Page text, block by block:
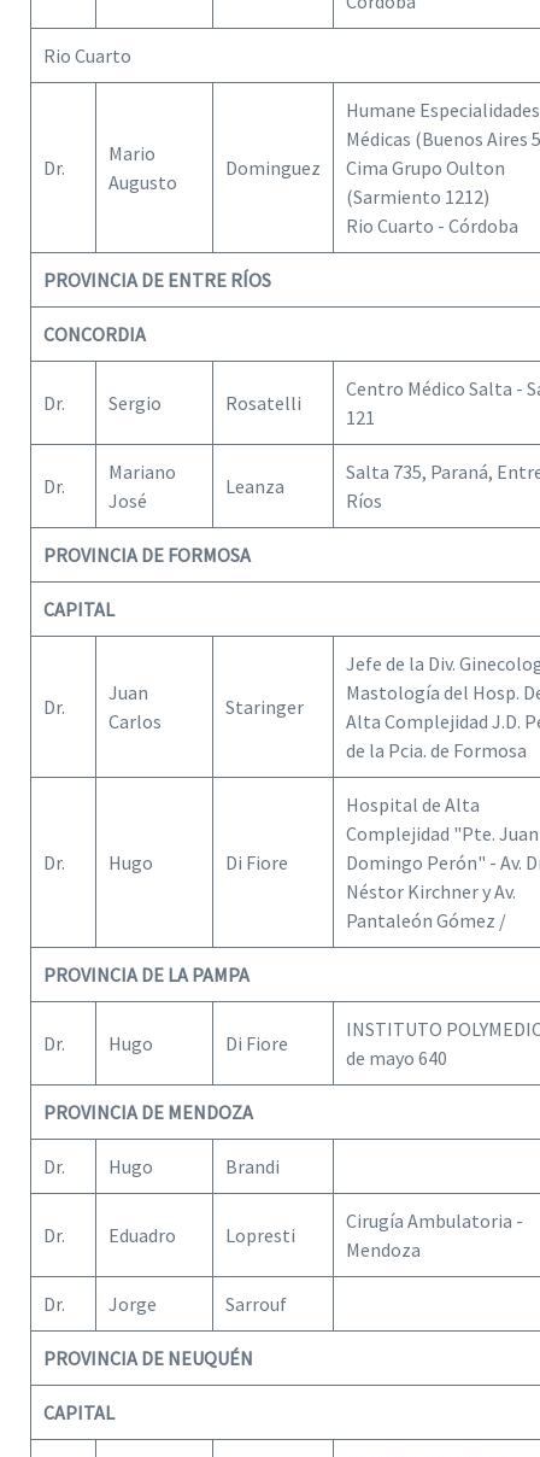
Rio Cuarto
Dr.
Mario
Augusto
Dominguez
Humane Especialidades
Médicas (Buenos Aires
Cima Grupo Oulton
(Sarmiento 1212)
Rio Cuarto - Córdoba
PROVINCIA DE ENTRE RÍOS
CONCORDIA
Dr. Sergio Rosatelli
Centro Médico Salta -
121
Dr.
Mariano
José
Leanza
Salta 735, Paraná,
Ríos
PROVINCIA DE FORMOSA
CAPITAL
Dr.
Juan
Carlos
Staringer
Jefe de la Div.
Mastología del Hosp.
Alta Complejidad J.D.
de la Pcia. de Formosa
Dr. Hugo Di Fiore
Hospital de Alta
Complejidad "Pte. Juan
Domingo Perón" - Av.
Néstor Kirchner y Av.
Pantaleón Gómez /
PROVINCIA DE LA PAMPA
Dr. Hugo Di Fiore
INSTITUTO
de mayo 640
PROVINCIA DE MENDOZA
Dr. Hugo Brandi
Dr. Eduadro Lopresti
Cirugía Ambulatoria -
Mendoza
Dr. Jorge Sarrouf
PROVINCIA DE NEUQUÉN
CAPITAL